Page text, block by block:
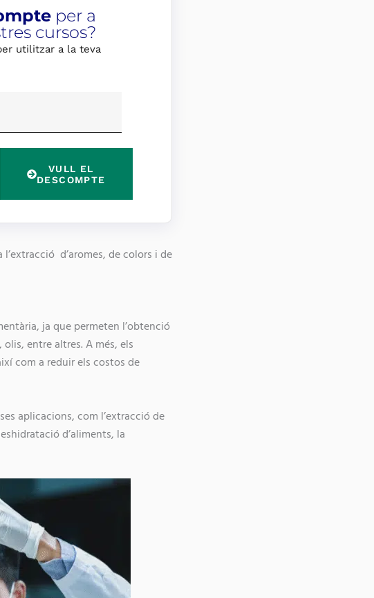
per a
cursos?
utilitzar a la teva
VULL EL
DESCOMPTE
d’aromes, de colors i de
ja que permeten l’obtenció
entre altres. A més, els
com a reduir els costos de
aplicacions, com l’extracció de
d’aliments, la